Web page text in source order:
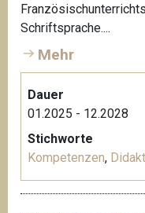
Schriftsprache....
Mehr
Dauer
01.2025 - 12.2028
Stichworte
Kompetenzen,